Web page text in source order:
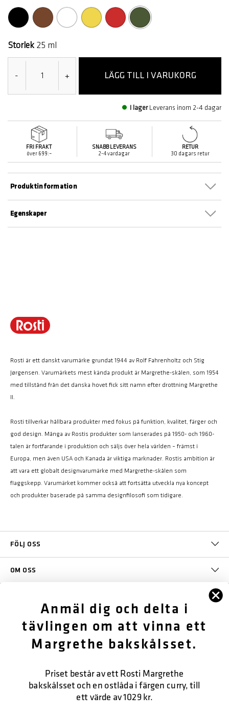
markerade
Storlek 25 ml
- + LÄGG TILL I VARUKORG
I lager Leverans inom 2-4 dagar
FRI FRAKT
över 699:–
SNABB LEVERANS
2-4 vardagar
RETUR
30 dagars retur
Egenskaper
Produktinformation
Rosti är ett danskt varumärke grundat 1944 av Rolf Fahrenholtz och Stig
Jørgensen. Varumärkets mest kända produkt är Margrethe-skålen, som 1954
med tillstånd från det danska hovet fick sitt namn efter drottning Margrethe
Rosti tillverkar hållbara produkter med fokus på funktion, kvalitet, färger och
god design. Många av Rostis produkter som lanserades på 1950- och 1960-
talen är fortfarande i produktion och säljs över hela världen – främst i
Europa, men även USA och Kanada är viktiga marknader. Rostis ambition är
att vara ett globalt designvarumärke med Margrethe-skålen som
flaggskepp. Varumärket kommer också att fortsätta utveckla nya koncept
och produkter baserade på samma designfilosofi som tidigare.
FÖLJ OSS
OM OSS
KONTAKTA OSS
Anmäl dig och delta i
tävlingen om att vinna ett
Margrethe bakskålsset.
Priset består av ett Rosti Margrethe
bakskålsset och en ostlåda i färgen curry, till
ett värde av 1029 kr.